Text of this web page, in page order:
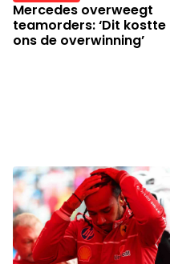
Mercedes overweegt
teamorders: ‘Dit kostte
ons de overwinning’